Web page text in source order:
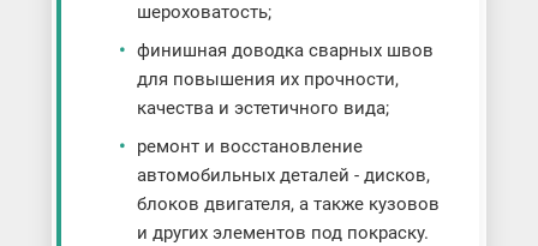
шероховатость;
финишная доводка сварных швов
для повышения их прочности,
качества и эстетичного вида;
ремонт и восстановление
автомобильных деталей - дисков,
блоков двигателя, а также кузовов
и других элементов под покраску.